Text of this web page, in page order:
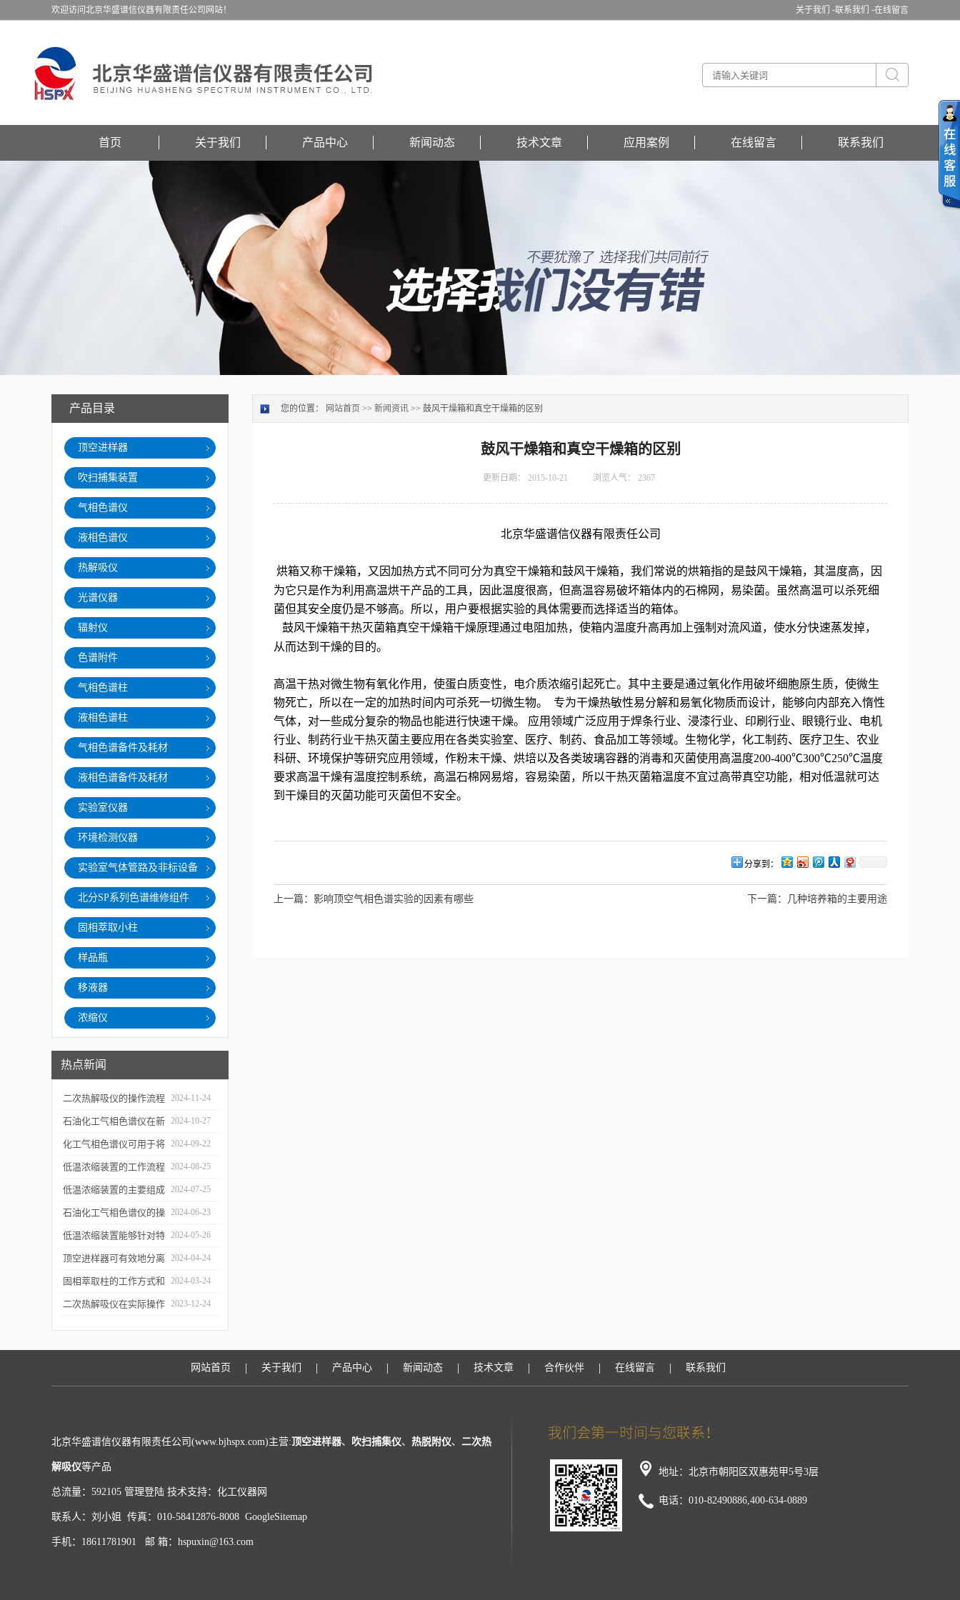
关于我们 -联系我们 -在线留言
欢迎访问北京华盛谱信仪器有限责任公司网站！
首页 关于我们 产品中心 新闻动态 技术文章 应用案例 在线留言 联系我们
产品目录
顶空进样器
吹扫捕集装置
气相色谱仪
液相色谱仪
热解吸仪
光谱仪器
辐射仪
色谱附件
气相色谱柱
液相色谱柱
气相色谱备件及耗材
液相色谱备件及耗材
实验室仪器
环境检测仪器
实验室气体管路及非标设备
北分SP系列色谱维修组件
固相萃取小柱
样品瓶
移液器
浓缩仪
热点新闻
二次热解吸仪的操作流程
和使用注意事项
2024-11-24
石油化工气相色谱仪在新
材料、新产品的研发中的
应用
2024-10-27
化工气相色谱仪可用于将
样品引入色谱柱并推动分
离过程
2024-09-22
低温浓缩装置的工作流程
及使用注意事项
2024-08-25
低温浓缩装置的主要组成
部分及具体工作流程分析
2024-07-25
石油化工气相色谱仪的操
作要点详细分析
2024-06-23
低温浓缩装置能够针对特
定的目标组分进行有效浓
缩
2024-05-26
顶空进样器可有效地分离
和富集样品中的挥发性成
分
2024-04-24
固相萃取柱的工作方式和
应用场景
2024-03-24
二次热解吸仪在实际操作 2023-12-24
您的位置： 网站首页 >> 新闻资讯 >> 鼓风干燥箱和真空干燥箱的区别
鼓风干燥箱和真空干燥箱的区别
更新日期： 2015-10-21 浏览人气： 2367
北京华盛谱信仪器有限责任公司
烘箱又称干燥箱，又因加热方式不同可分为真空干燥箱和鼓风干燥箱，我们常说的烘箱指的是鼓风干燥箱，其温度高，因
为它只是作为利用高温烘干产品的工具，因此温度很高，但高温容易破坏箱体内的石棉网，易染菌。虽然高温可以杀死细
菌但其安全度仍是不够高。所以，用户要根据实验的具体需要而选择适当的箱体。
鼓风干燥箱干热灭菌箱真空干燥箱干燥原理通过电阻加热，使箱内温度升高再加上强制对流风道，使水分快速蒸发掉，
从而达到干燥的目的。
高温干热对微生物有氧化作用，使蛋白质变性，电介质浓缩引起死亡。其中主要是通过氧化作用破坏细胞原生质，使微生
物死亡，所以在一定的加热时间内可杀死一切微生物。 专为干燥热敏性易分解和易氧化物质而设计，能够向内部充入惰性
气体，对一些成分复杂的物品也能进行快速干燥。 应用领域广泛应用于焊条行业、浸漆行业、印刷行业、眼镜行业、电机
行业、制药行业干热灭菌主要应用在各类实验室、医疗、制药、食品加工等领域。生物化学，化工制药、医疗卫生、农业
科研、环境保护等研究应用领域，作粉末干燥、烘培以及各类玻璃容器的消毒和灭菌使用高温度200-400℃300℃250℃温度
要求高温干燥有温度控制系统，高温石棉网易熔，容易染菌，所以干热灭菌箱温度不宜过高带真空功能，相对低温就可达
到干燥目的灭菌功能可灭菌但不安全。
分享到：
上一篇： 影响顶空气相色谱实验的因素有哪些 下一篇： 几种培养箱的主要用途
网站首页 | 关于我们 | 产品中心 | 新闻动态 | 技术文章 | 合作伙伴 | 在线留言 | 联系我们
北京华盛谱信仪器有限责任公司(www.bjhspx.com)主营:顶空进样器、 吹扫捕集仪、 热脱附仪、 二次热
解吸仪等产品
总流量：592105 管理登陆 技术支持： 化工仪器网
联系人：刘小姐 传真：010-58412876-8008 GoogleSitemap
手机：18611781901 邮 箱：hspuxin@163.com
地址：北京市朝阳区双惠苑甲5号3层
电话：010-82490886,400-634-0889